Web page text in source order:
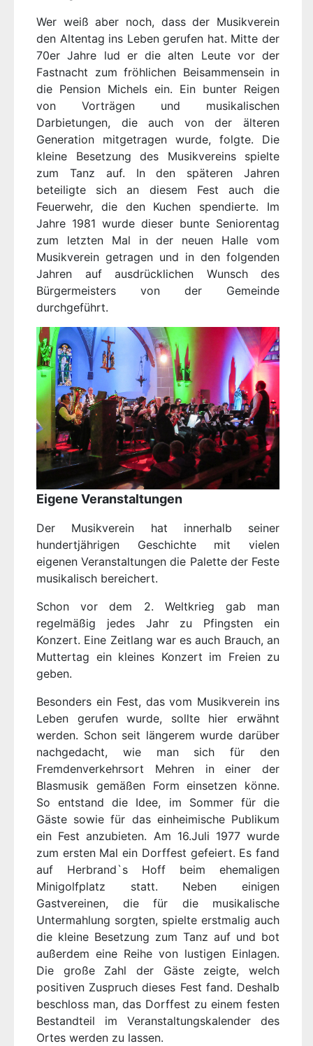
Wer weiß aber noch, dass der Musikverein
den Altentag ins Leben gerufen hat. Mitte der
70er Jahre lud er die alten Leute vor der
Fastnacht zum fröhlichen Beisammensein in
die Pension Michels ein. Ein bunter Reigen
von Vorträgen und musikalischen
Darbietungen, die auch von der älteren
Generation mitgetragen wurde, folgte. Die
kleine Besetzung des Musikvereins spielte
zum Tanz auf. In den späteren Jahren
beteiligte sich an diesem Fest auch die
Feuerwehr, die den Kuchen spendierte. Im
Jahre 1981 wurde dieser bunte Seniorentag
zum letzten Mal in der neuen Halle vom
Musikverein getragen und in den folgenden
Jahren auf ausdrücklichen Wunsch des
Bürgermeisters von der Gemeinde
durchgeführt.
Eigene Veranstaltungen
Der Musikverein hat innerhalb seiner
hundertjährigen Geschichte mit vielen
eigenen Veranstaltungen die Palette der Feste
musikalisch bereichert.
Schon vor dem 2. Weltkrieg gab man
regelmäßig jedes Jahr zu Pfingsten ein
Konzert. Eine Zeitlang war es auch Brauch, an
Muttertag ein kleines Konzert im Freien zu
geben.
Besonders ein Fest, das vom Musikverein ins
Leben gerufen wurde, sollte hier erwähnt
werden. Schon seit längerem wurde darüber
nachgedacht, wie man sich für den
Fremdenverkehrsort Mehren in einer der
Blasmusik gemäßen Form einsetzen könne.
So entstand die Idee, im Sommer für die
Gäste sowie für das einheimische Publikum
ein Fest anzubieten. Am 16.Juli 1977 wurde
zum ersten Mal ein Dorffest gefeiert. Es fand
auf Herbrand`s Hoff beim ehemaligen
Minigolfplatz statt. Neben einigen
Gastvereinen, die für die musikalische
Untermahlung sorgten, spielte erstmalig auch
die kleine Besetzung zum Tanz auf und bot
außerdem eine Reihe von lustigen Einlagen.
Die große Zahl der Gäste zeigte, welch
positiven Zuspruch dieses Fest fand. Deshalb
beschloss man, das Dorffest zu einem festen
Bestandteil im Veranstaltungskalender des
Ortes werden zu lassen.